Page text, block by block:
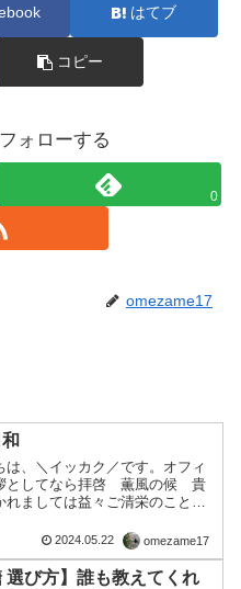
はてブ
コピー
ォローする
0
omezame17
は、＼イッカク／です。オフィ
としてなら拝啓 薫風の候 貴
れましては益々ご清栄のことと
。和多志は、今の季節が大好き
日であれば立夏が過ぎ、もう
日、5月21日は、...
2024.05.22 omezame17
選び方】誰も教えてくれ